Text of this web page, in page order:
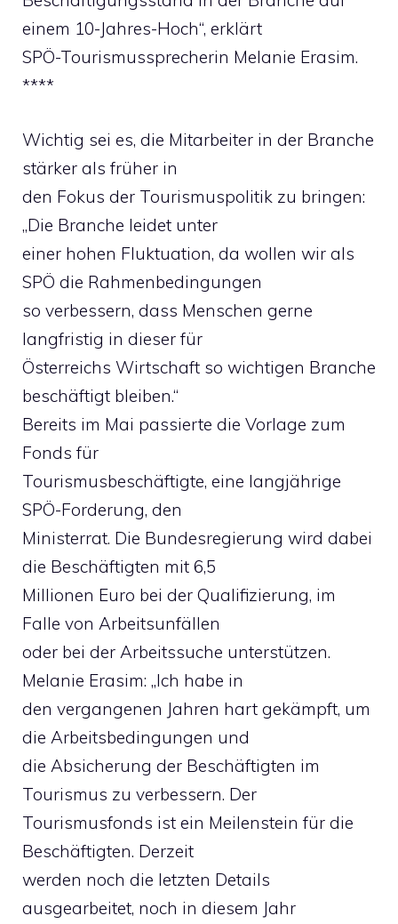
einem 10-Jahres-Hoch“, erklärt
SPÖ-Tourismussprecherin Melanie Erasim.
****
Wichtig sei es, die Mitarbeiter in der Branche
stärker als früher in
den Fokus der Tourismuspolitik zu bringen:
„Die Branche leidet unter
einer hohen Fluktuation, da wollen wir als
SPÖ die Rahmenbedingungen
so verbessern, dass Menschen gerne
langfristig in dieser für
Österreichs Wirtschaft so wichtigen Branche
beschäftigt bleiben.“
Bereits im Mai passierte die Vorlage zum
Fonds für
Tourismusbeschäftigte, eine langjährige
SPÖ-Forderung, den
Ministerrat. Die Bundesregierung wird dabei
die Beschäftigten mit 6,5
Millionen Euro bei der Qualifizierung, im
Falle von Arbeitsunfällen
oder bei der Arbeitssuche unterstützen.
Melanie Erasim: „Ich habe in
den vergangenen Jahren hart gekämpft, um
die Arbeitsbedingungen und
die Absicherung der Beschäftigten im
Tourismus zu verbessern. Der
Tourismusfonds ist ein Meilenstein für die
Beschäftigten. Derzeit
werden noch die letzten Details
ausgearbeitet, noch in diesem Jahr